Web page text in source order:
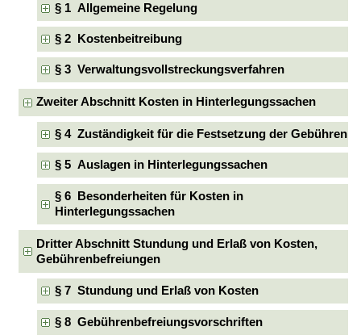
§ 1 Allgemeine Regelung
§ 2 Kostenbeitreibung
§ 3 Verwaltungsvollstreckungsverfahren
Zweiter Abschnitt Kosten in Hinterlegungssachen
§ 4 Zuständigkeit für die Festsetzung der Gebühren
§ 5 Auslagen in Hinterlegungssachen
§ 6 Besonderheiten für Kosten in
Hinterlegungssachen
Dritter Abschnitt Stundung und Erlaß von Kosten,
Gebührenbefreiungen
§ 7 Stundung und Erlaß von Kosten
§ 8 Gebührenbefreiungsvorschriften